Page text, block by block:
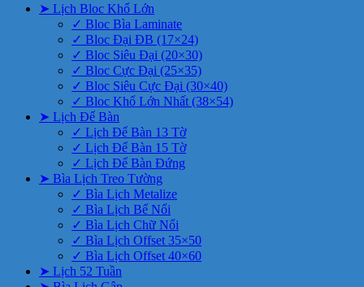
➤ Lịch Bloc Khổ Lớn
✓ Bloc Bìa Laminate
✓ Bloc Đại ĐB (17×24)
✓ Bloc Siêu Đại (20×30)
✓ Bloc Cực Đại (25×35)
✓ Bloc Siêu Cực Đại (30×40)
✓ Bloc Khổ Lớn Nhất (38×54)
➤ Lịch Để Bàn
✓ Lịch Để Bàn 13 Tờ
✓ Lịch Để Bàn 15 Tờ
✓ Lịch Để Bàn Đứng
➤ Bìa Lịch Treo Tường
✓ Bìa Lịch Metalize
✓ Bìa Lịch Bế Nổi
✓ Bìa Lịch Chữ Nổi
✓ Bìa Lịch Offset 35×50
✓ Bìa Lịch Offset 40×60
➤ Lịch 52 Tuần